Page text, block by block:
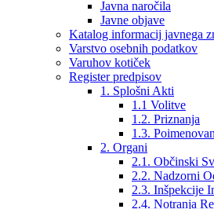
Javna naročila
Javne objave
Katalog informacij javnega
Varstvo osebnih podatkov
Varuhov kotiček
Register predpisov
1. Splošni Akti
1.1 Volitve
1.2. Priznanja
1.3.
2. Organi
2.1. Občinski
2.2. Nadzorni
2.3. Inšpekcije
2.4. Notranja